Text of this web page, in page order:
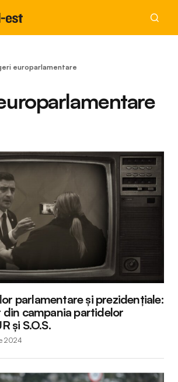
europarlamentare
parlamentare și prezidențiale:
din campania partidelor
și S.O.S.
2024